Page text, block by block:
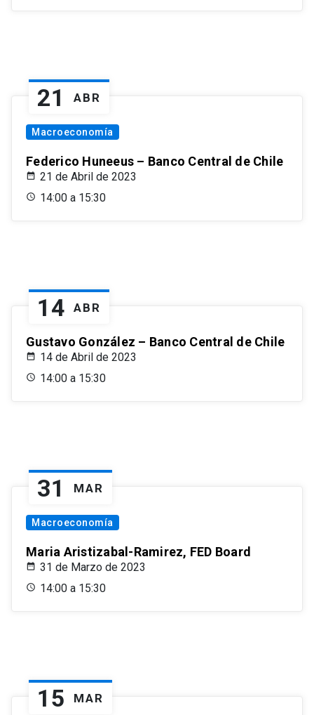
21 ABR
Macroeconomía
Federico Huneeus – Banco Central de Chile
21 de Abril de 2023
14:00 a 15:30
14 ABR
Gustavo González – Banco Central de Chile
14 de Abril de 2023
14:00 a 15:30
31 MAR
Macroeconomía
Maria Aristizabal-Ramirez, FED Board
31 de Marzo de 2023
14:00 a 15:30
15 MAR